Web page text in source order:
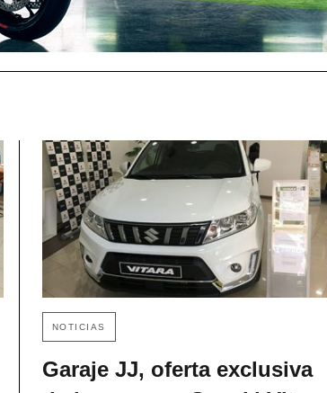
NOTICIAS
Garaje JJ, oferta exclusiva